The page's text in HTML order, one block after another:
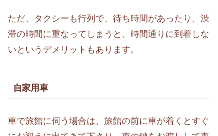
ただ、タクシーも行列で、待ち時間があったり、渋
滞の時間に重なってしまうと、時間通りに到着しな
いというデメリットもあります。
自家用車
車で旅館に伺う場合は、旅館の前に車が着くとすぐ